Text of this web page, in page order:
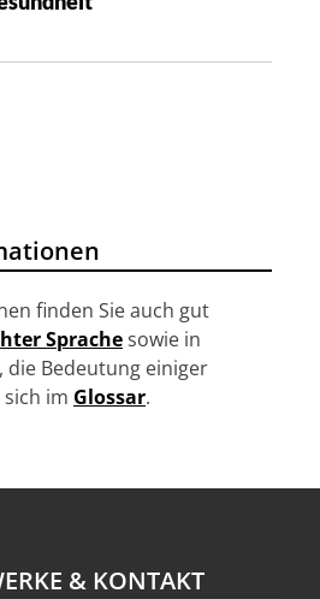
finden Sie auch gut
Sprachesowie in
, die Bedeutung einiger
im Glossar.
& KONTAKT